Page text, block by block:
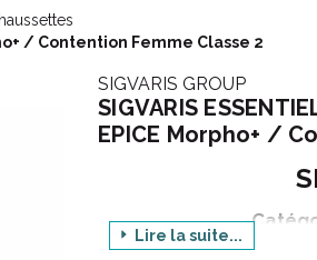
/ Contention Femme Classe 2
SIGVARIS GROUP
SIGVARIS
EPICE Morpho+ /
Lire la suite...